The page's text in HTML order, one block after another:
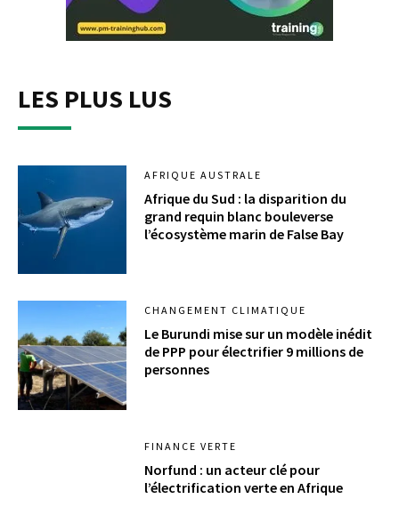
LES PLUS LUS
AFRIQUE AUSTRALE
Afrique du Sud : la disparition du
grand requin blanc bouleverse
l’écosystème marin de False Bay
CHANGEMENT CLIMATIQUE
Le Burundi mise sur un modèle inédit
de PPP pour électrifier 9 millions de
personnes
FINANCE VERTE
Norfund : un acteur clé pour
l’électrification verte en Afrique